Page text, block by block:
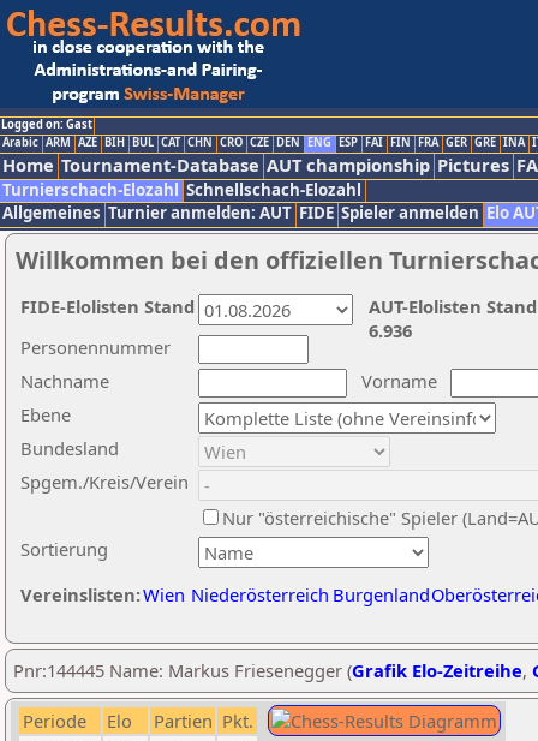
Logged on: Gast
Arabic ARM AZE BIH BUL CAT CHN CRO CZE DEN ENG ESP FAI FIN FRA GER GRE INA
Home Tournament-Database AUT championship Pictures
Turnierschach-Elozahl Schnellschach-Elozahl
Allgemeines Turnier anmelden: AUT FIDE Spieler anmelden Elo
Willkommen bei den offiziellen
Nachname
Vorname
Ebene
Sortierung
Personennummer
Bundesland
Spgem./Kreis/Verein
Nur "österreichische" Spieler
Vereinslisten:Wien Niederösterreich Burgenland
AUT-Elolisten
6.936
FIDE-Elolisten Stand
Pnr:144445 Name: Markus Friesenegger (Grafik Elo-Zeitreihe,
Periode Elo Partien Pkt.